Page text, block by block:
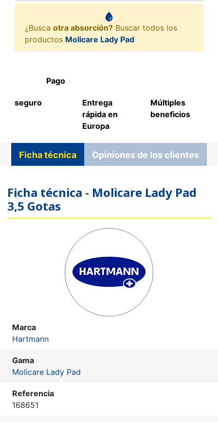
¿Busca otra absorción? Buscar todos los
productos Molicare Lady Pad
Pago
seguro
Entrega
rápida en
Europa
Múltiples
beneficios
Ficha técnica Opiniones de los clientes
Ficha técnica - Molicare Lady Pad
3,5 Gotas
Marca
Hartmann
Gama
Molicare Lady Pad
Referencia
168651